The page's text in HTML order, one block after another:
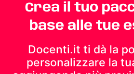
Crea il tuo
base alle tue
Docenti.it ti dà la
personalizzare la